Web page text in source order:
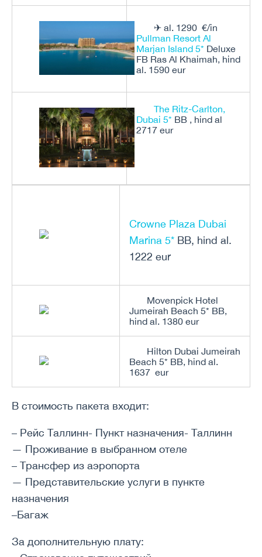
✈ al. 1290 €/in
Pullman Resort Al
Marjan Island 5* Deluxe
FB Ras Al Khaimah, hind
al. 1590 eur
The Ritz-Carlton,
Dubai 5* BB , hind al
2717 eur
Crowne Plaza Dubai
Marina 5* BB, hind al.
1222 eur
Movenpick Hotel
Jumeirah Beach 5* BB,
hind al. 1380 eur
Hilton Dubai Jumeirah
Beach 5* BB, hind al.
1637 eur
В стоимость пакета входит:
– Рейс Таллинн- Пункт назначения- Таллинн
— Проживание в выбранном отеле
– Трансфер из аэропорта
— Представительские услуги в пункте
назначения
–Багаж
За дополнительную плату: